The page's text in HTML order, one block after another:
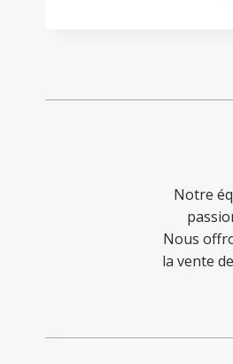
Notre
Nous
la vente